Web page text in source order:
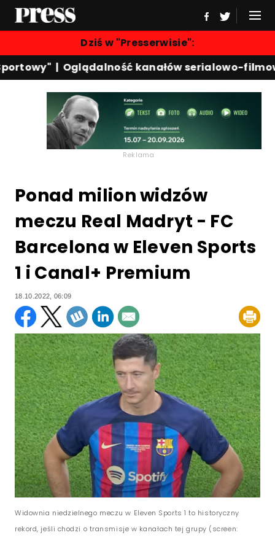
Dziś w "Presserwisie":
|Oglądalność kanałów serialowo-
Reklama
Ponad milion widzów
meczu Real Madryt - FC
Barcelona w Eleven Sports
1 i Canal+ Premium
18.10.2022, 06:09
Widownia niedzielnego meczu w Eleven Sports 1 to historyczny
rekord, jeśli chodzi o transmisje w kanałach tej grupy (screen: